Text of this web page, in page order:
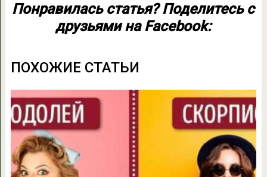
Понравилась статья? Поделитесь с
друзьями на Facebook:
ПОХОЖИЕ СТАТЬИ